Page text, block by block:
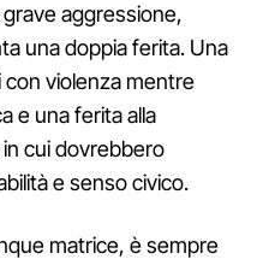
aggressione,
una doppia ferita. Una
violenza mentre
e una ferita alla
cui dovrebbero
e senso civico.
matrice, è sempre